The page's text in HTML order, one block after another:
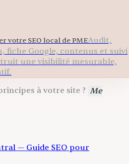
votre SEO local de PMEAudit,
fiche Google, contenus et suivi
une visibilité mesurable,
à votre site ? Me
— Guide SEO pour